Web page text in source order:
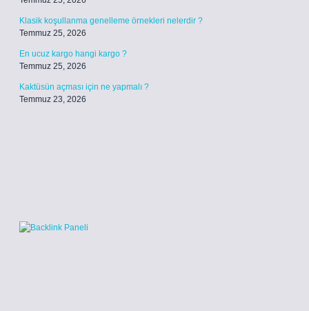
Klasik koşullanma genelleme örnekleri nelerdir ?
Temmuz 25, 2026
En ucuz kargo hangi kargo ?
Temmuz 25, 2026
Kaktüsün açması için ne yapmalı ?
Temmuz 23, 2026